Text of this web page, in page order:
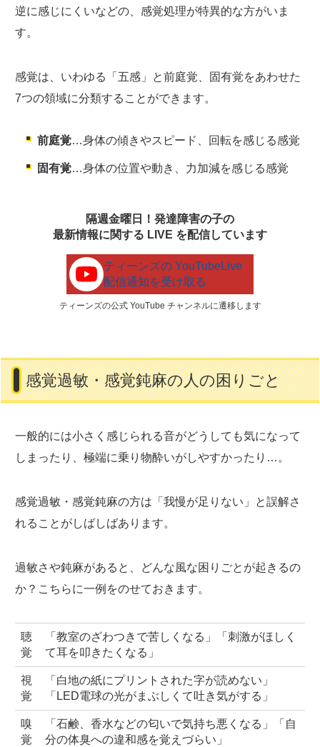
逆に感じにくいなどの、感覚処理が特異的な方がいま
す。
感覚は、いわゆる「五感」と前庭覚、固有覚をあわせた
7つの領域に分類することができます。
前庭覚…身体の傾きやスピード、回転を感じる感覚
固有覚…身体の位置や動き、力加減を感じる感覚
隔週金曜日！発達障害の子の
最新情報に関する LIVE を配信しています
ティーンズの YouTubeLive
配信通知を受け取る
ティーンズの公式 YouTube チャンネルに遷移します
感覚過敏・感覚鈍麻の人の困りごと
一般的には小さく感じられる音がどうしても気になって
しまったり、極端に乗り物酔いがしやすかったり…。
感覚過敏・感覚鈍麻の方は「我慢が足りない」と誤解さ
れることがしばしばあります。
過敏さや鈍麻があると、どんな風な困りごとが起きるの
か？こちらに一例をのせておきます。
聴
覚
「教室のざわつきで苦しくなる」「刺激がほしく
て耳を叩きたくなる」
視
覚
「白地の紙にプリントされた字が読めない」
「LED電球の光がまぶしくて吐き気がする」
嗅
覚
「石鹸、香水などの匂いで気持ち悪くなる」「自
分の体臭への違和感を覚えづらい」